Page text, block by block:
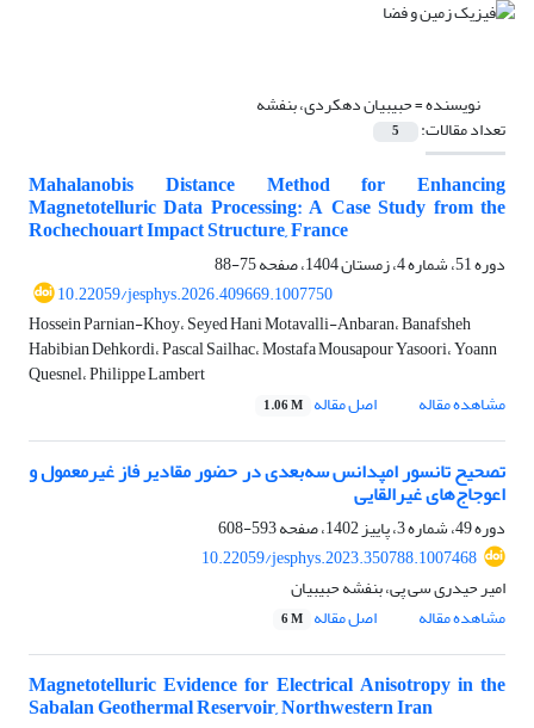
نویسنده =حبیبیان دهکردی، بنفشه
تعداد مقالات: 5
Mahalanobis Distance Method for Enhancing
Magnetotelluric Data Processing: A Case Study from the
Rochechouart Impact Structure, France
دوره 51، شماره 4، زمستان 1404، صفحه
75-88
10.22059/jesphys.2026.409669.1007750
Hossein Parnian-Khoy، Seyed Hani Motavalli-Anbaran، Banafsheh
Habibian Dehkordi، Pascal Sailhac، Mostafa Mousapour Yasoori، Yoann
Quesnel، Philippe Lambert
مشاهده مقاله
اصل مقاله 1.06 M
تصحیح تانسور امپدانس سه‌بعدی در حضور مقادیر فاز غیرمعمول و
اعوجاج‌های غیرالقایی
دوره 49، شماره 3، پاییز 1402، صفحه
593-608
10.22059/jesphys.2023.350788.1007468
امیر حیدری سی پی، بنفشه حبیبیان
مشاهده مقاله
اصل مقاله 6 M
Magnetotelluric Evidence for Electrical Anisotropy in the
Sabalan Geothermal Reservoir, Northwestern Iran